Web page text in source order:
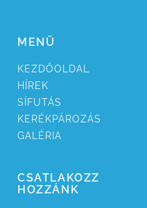
MENÜ
KEZDŐ­OLDAL
HÍREK
SÍ­FUTÁS
KERÉK­PÁROZÁS
GALÉRIA
CSATLAKOZZ
HOZZÁNK